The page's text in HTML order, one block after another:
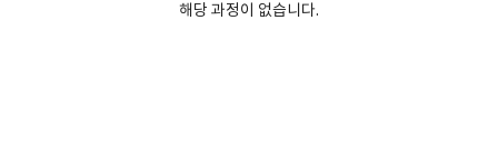
해당 과정이 없습니다.